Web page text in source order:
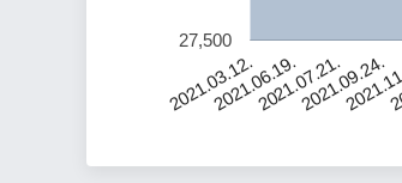
2021.03.12.2021.06.19.2021.07.21.2021.09.24.
27,500